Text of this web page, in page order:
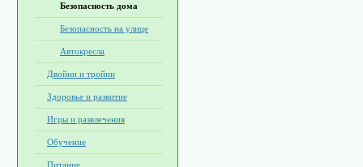
Безопасность дома
Безопасность на улице
Автокресла
Двойни и тройни
Здоровье и развитие
Игры и развлечения
Обучение
Питание